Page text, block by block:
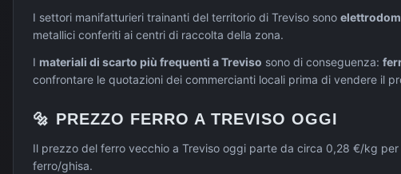
I settori manifatturieri trainanti del territorio di Treviso sono
metallici conferiti ai centri di raccolta della zona.
I materiali di scarto più frequenti aTreviso sono di conseguenza:
confrontare le quotazioni dei commercianti locali prima di vendere il
🔩 PREZZO FERRO A TREVISO OGGI
Il prezzo del ferro vecchio a Treviso oggi parte da circa 0,28 €/kg
ferro/ghisa.